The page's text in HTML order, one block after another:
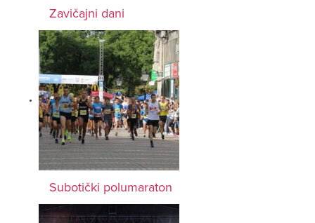
Zavičajni dani
Subotički polumaraton